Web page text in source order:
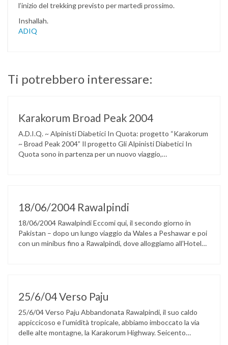
l’inizio del trekking previsto per martedì prossimo.
Inshallah.
ADIQ
Ti potrebbero interessare:
Karakorum Broad Peak 2004
A.D.I.Q. ~ Alpinisti Diabetici In Quota: progetto “Karakorum
~ Broad Peak 2004” Il progetto Gli Alpinisti Diabetici In
Quota sono in partenza per un nuovo viaggio,
18/06/2004 Rawalpindi
18/06/2004 Rawalpindi Eccomi qui, il secondo giorno in
Pakistan – dopo un lungo viaggio da Wales a Peshawar e poi
con un minibus fino a Rawalpindi, dove alloggiamo all’Hotel
25/6/04 Verso Paju
25/6/04 Verso Paju Abbandonata Rawalpindi, il suo caldo
appiccicoso e l’umidità tropicale, abbiamo imboccato la via
delle alte montagne, la Karakorum Highway. Seicento